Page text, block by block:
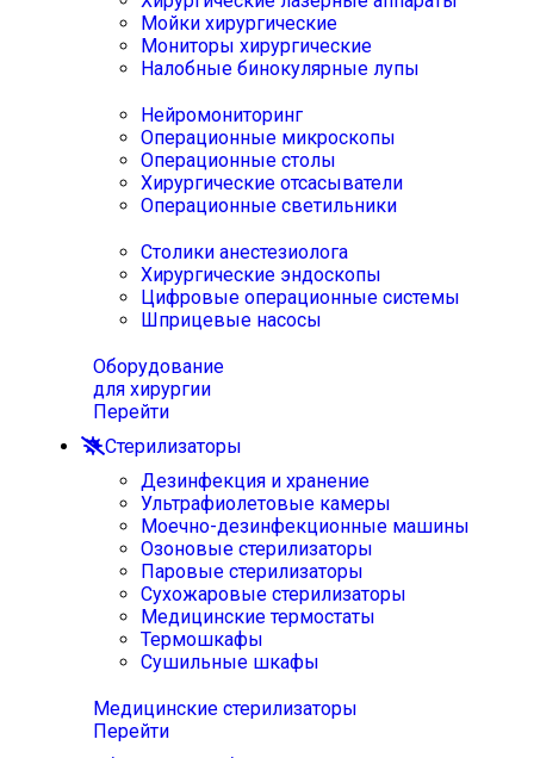
Мойки хирургические
Мониторы хирургические
Налобные бинокулярные лупы
Нейромониторинг
Операционные микроскопы
Операционные столы
Хирургические отсасыватели
Операционные светильники
Столики анестезиолога
Хирургические эндоскопы
Цифровые операционные системы
Шприцевые насосы
Оборудование
для хирургии
Перейти
Стерилизаторы
Дезинфекция и хранение
Ультрафиолетовые камеры
Моечно-дезинфекционные машины
Озоновые стерилизаторы
Паровые стерилизаторы
Сухожаровые стерилизаторы
Медицинские термостаты
Термошкафы
Сушильные шкафы
Медицинские стерилизаторы
Перейти